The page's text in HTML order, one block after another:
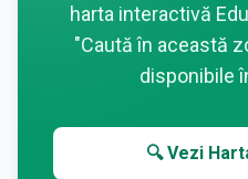
harta interactivă
"Caută în această
disponibile
🔍 Vezi